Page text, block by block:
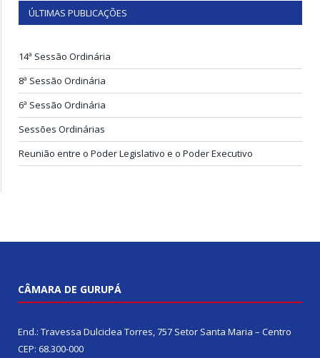
ÚLTIMAS PUBLICAÇÕES
14ª Sessão Ordinária
8ª Sessão Ordinária
6ª Sessão Ordinária
Sessões Ordinárias
Reunião entre o Poder Legislativo e o Poder Executivo
CÂMARA DE GURUPÁ
End.: Travessa Dulciclea Torres, 757 Setor Santa Maria – Centro
CEP: 68.300-000